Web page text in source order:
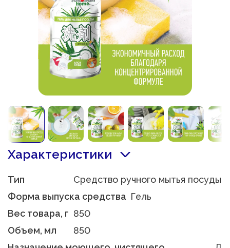
Характеристики
Тип
Средство ручного мытья посуды
Форма выпуска средства Гель
Вес товара, г 850
Объем, мл
850